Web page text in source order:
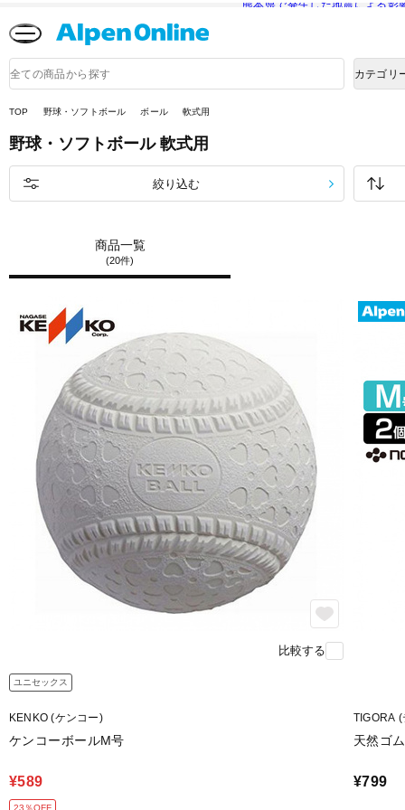
熊本県で発生した地震による影
品
検
カテゴリ
TOP 野球・ソフトボール ボール 軟式用
野球・ソフトボール 軟式用
商品一覧
(20件)
絞り込む
比較する
ユニセックス
KENKO (ケンコー)
ケンコーボールM号
¥589
23％OFF
TIGORA
天然ゴ
¥799